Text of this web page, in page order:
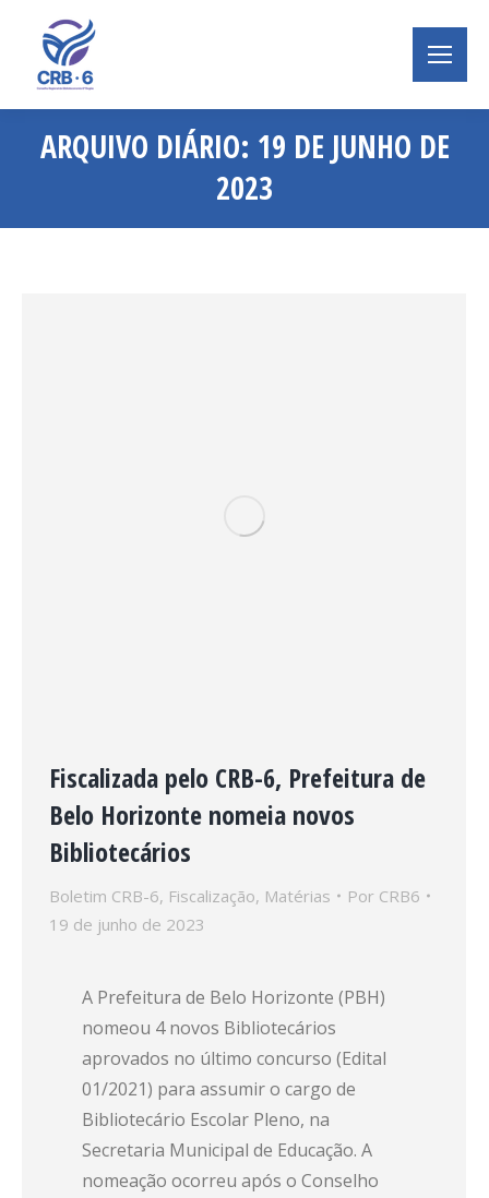
ARQUIVO DIÁRIO: 19 DE JUNHO DE
2023
Você está aqui:
Fiscalizada pelo CRB-6, Prefeitura de
Belo Horizonte nomeia novos
Bibliotecários
Boletim CRB-6, Fiscalização, Matérias Por CRB6
19 de junho de 2023
A Prefeitura de Belo Horizonte (PBH)
nomeou 4 novos Bibliotecários
aprovados no último concurso (Edital
01/2021) para assumir o cargo de
Bibliotecário Escolar Pleno, na
Secretaria Municipal de Educação. A
nomeação ocorreu após o Conselho